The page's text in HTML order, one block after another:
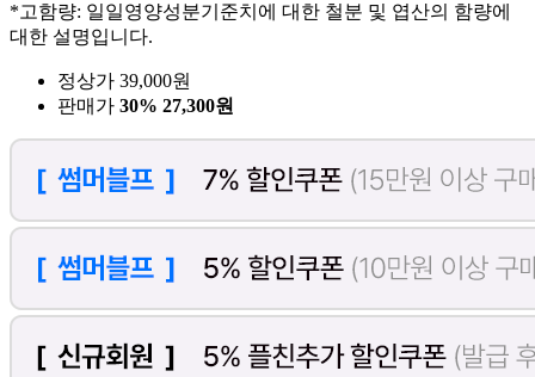
*고함량: 일일영양성분기준치에 대한 철분 및 엽산의 함량에
대한 설명입니다.
정상가 39,000원
판매가 30% 27,300원